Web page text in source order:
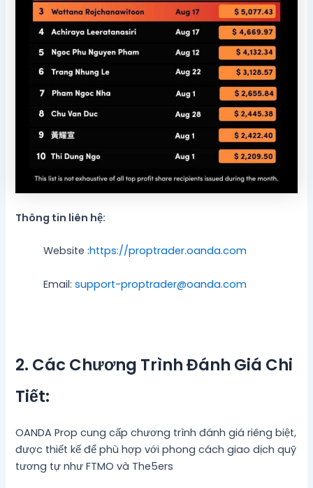
Thông tin liên hệ:
Website :https://proptrader.oanda.com
Email:support-proptrader@oanda.com
2. Các Chương Trình Đánh Giá Chi
Tiết:
OANDA Prop cung cấp chương trình đánh giá riêng biệt,
được thiết kế để phù hợp với phong cách giao dịch quỹ
tương tự như FTMO và The5ers